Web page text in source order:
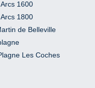
1600
1800
de Belleville
Les Coches